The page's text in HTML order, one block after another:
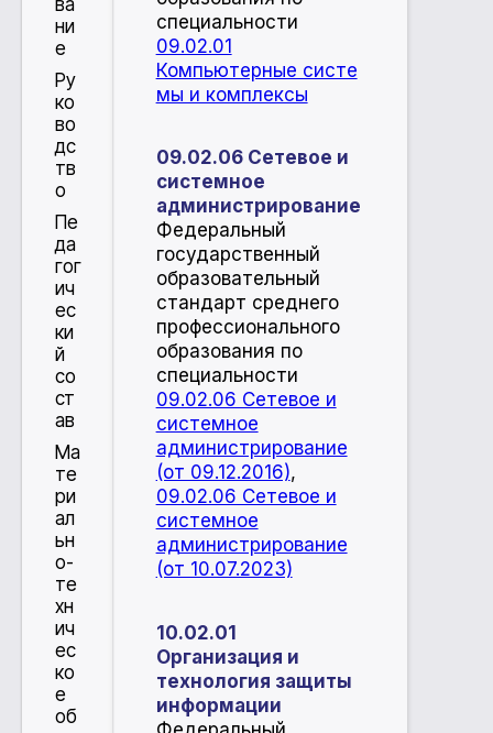
ва
ни
е
Ру
ко
во
дс
тв
о
Пе
да
гог
ич
ес
ки
й
со
ст
ав
Ма
те
ри
ал
ьн
о-
те
хн
ич
ес
ко
е
об
специальности
09.02.01
Компьютерные систе
мы и комплексы
09.02.06 Сетевое и
системное
администрирование
​Федеральный
государственный
образовательный
стандарт среднего
профессионального
образования по
специальности
09.02.06 Сетевое и
системное
администрирование
(от 09.12.2016),
09.02.06 Сетевое и
системное
администрирование
(от 10.07.2023)
10.02.01
Организация и
технология защиты
информации